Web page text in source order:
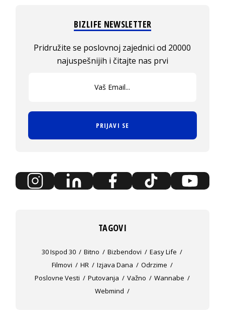
BIZLIFE NEWSLETTER
Pridružite se poslovnoj zajednici od 20000
najuspešnijih i čitajte nas prvi
PRIJAVI SE
TAGOVI
30 Ispod 30 Bitno Bizbendovi
Easy Life
Filmovi
HR Izjava Dana
Odrzime
Poslovne Vesti
Putovanja Važno
Wannabe
Webmind